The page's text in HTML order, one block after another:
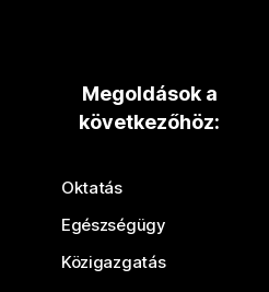
Megoldások a
következőhöz:
Oktatás
Egészségügy
Közigazgatás